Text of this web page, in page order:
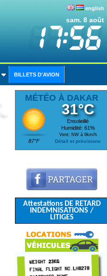
english
sam. 8 août
BILLETS D'AVION
MÉTÉO À DAKAR
87°F
31°C
Ensoleillé
Humidité: 61%
Vent: NW à 9km/h
Détail et prévisions
Attestations DE RETARD
INDEMNISATIONS /
LITIGES